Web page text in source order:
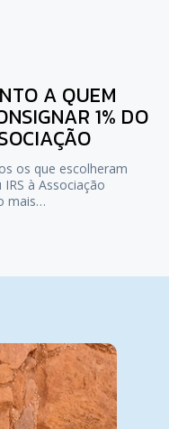
A QUEM
1% DO
os que escolheram
à Associação
mais…